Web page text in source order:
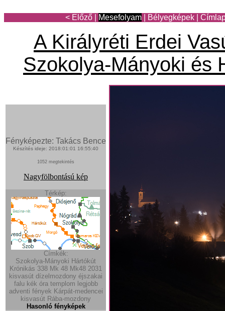
< Előző Mesefolyam Bélyegképek
A Királyréti Erdei
Szokolya-Mányoki és
Fényképezte: Takács Bence
Készítés ideje: 2018:01:01 16:55:40
1052 megtekintés
Nagyfölbontású kép
Térkép:
Címkék:
Szokolya-Mányoki Hártókút
Krónikás 338 Mk 48 Mk48 2031
kisvasút dízelmozdony éjszakai
falu kék óra templom legjobb
adventi fények Kárpát-medencei
kisvasút Rába-mozdony
Hasonló fényképek